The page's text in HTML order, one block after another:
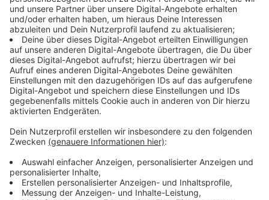
Frauen von Bayer 04 in der BayArena gespielt – und
das vor 3.500 Fans. Damit waren noch einmal mehr
Besucher beim DFB-Pokal-Viertelfinale dabei als vorab
erwartet.
Anzeige
Weitere Meldungen aus Leverkusen
Anzeige
Gastronomie hofft auf EM-Stimmung in Leverkusen